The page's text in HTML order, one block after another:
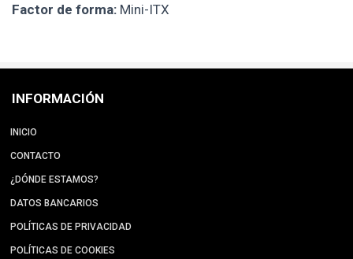
Factor de forma: Mini-ITX
INFORMACIÓN
INICIO
CONTACTO
¿DÓNDE ESTAMOS?
DATOS BANCARIOS
POLÍTICAS DE PRIVACIDAD
POLÍTICAS DE COOKIES